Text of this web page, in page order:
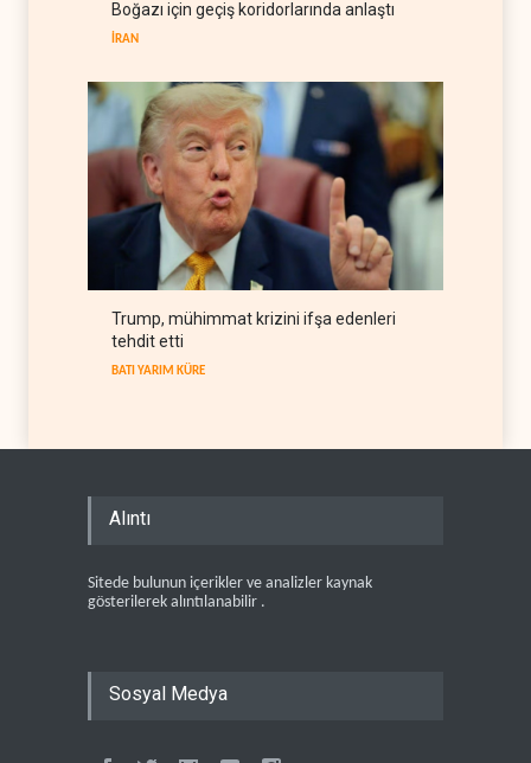
belge akışı
Boğazı için geçiş koridorlarında anlaştı
İRAN
Trump, mühimmat krizini ifşa edenleri
tehdit etti
BATI YARIM KÜRE
Alıntı
Sitede bulunun içerikler ve analizler kaynak
gösterilerek alıntılanabilir .
Sosyal Medya